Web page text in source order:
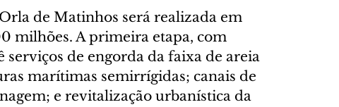
de Matinhos será realizada em
milhões. A primeira etapa, com
serviços de engorda da faixa de areia
marítimas semirrígidas; canais de
e revitalização urbanística da